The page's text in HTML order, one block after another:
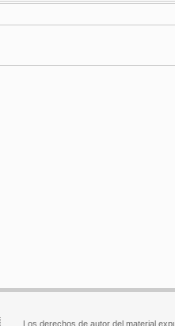
Los derechos de autor del material